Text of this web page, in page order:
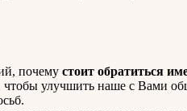
почему стоит обратиться
улучшить наше с Вами